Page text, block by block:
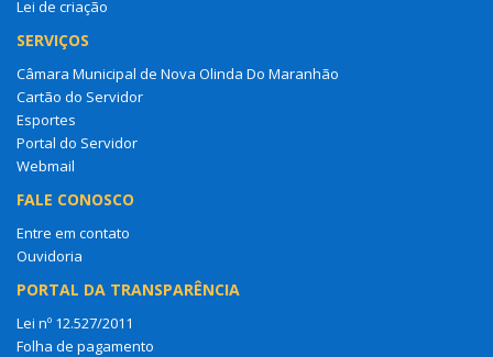
Lei de criação
SERVIÇOS
Câmara Municipal de Nova Olinda Do Maranhão
Cartão do Servidor
Esportes
Portal do Servidor
Webmail
FALE CONOSCO
Entre em contato
Ouvidoria
PORTAL DA TRANSPARÊNCIA
Lei nº 12.527/2011
Folha de pagamento